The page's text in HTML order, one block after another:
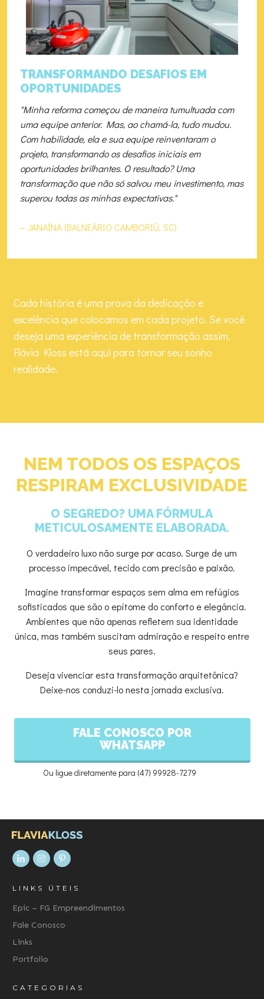
TRANSFORMANDO DESAFIOS EM
OPORTUNIDADES
"Minha reforma começou de maneira tumultuada com
uma equipe anterior. Mas, ao chamá-la, tudo mudou.
Com habilidade, ela e sua equipe reinventaram o
projeto, transformando os desafios iniciais em
oportunidades brilhantes. O resultado? Uma
transformação que não só salvou meu investimento, mas
superou todas as minhas expectativas."
– JANAÍNA (BALNEÁRIO CAMBORIÚ, SC)
Cada história é uma prova da dedicação e
excelência que colocamos em cada projeto. Se você
deseja uma experiência de transformação assim,
Flávia Kloss está aqui para tornar seu sonho
realidade.
NEM TODOS OS ESPAÇOS
RESPIRAM EXCLUSIVIDADE
O SEGREDO? UMA FÓRMULA
METICULOSAMENTE ELABORADA.
O verdadeiro luxo não surge por acaso. Surge de um
processo impecável, tecido com precisão e paixão.
Imagine transformar espaços sem alma em refúgios
sofisticados que são o epítome do conforto e elegância.
Ambientes que não apenas refletem sua identidade
única, mas também suscitam admiração e respeito entre
seus pares.
Deseja vivenciar esta transformação arquitetônica?
Deixe-nos conduzi-lo nesta jornada exclusiva.
FALE CONOSCO POR
WHATSAPP
Ou ligue diretamente para (47) 99928-7279
LINKS ÚTEIS
Epic – FG Empreendimentos
Fale Conosco
Links
Portfolio
CATEGORIAS